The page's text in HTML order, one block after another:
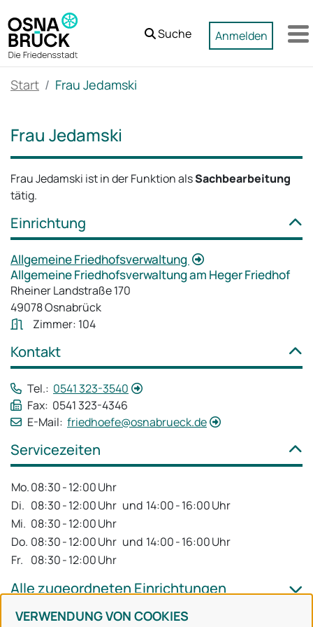
Zum Hauptinhalt springen
VERWENDUNG VON COOKIES
Suche Anmelden
Start Frau Jedamski
Frau Jedamski
Frau Jedamski ist in der Funktion alsSachbearbeitung
tätig.
Einrichtung
Allgemeine Friedhofsverwaltung
Allgemeine Friedhofsverwaltung am Heger Friedhof
Rheiner Landstraße 170
49078 Osnabrück
Zimmer: 104
Kontakt
Tel.: 0541 323-3540
Fax: 0541 323-4346
E-Mail: friedhoefe@osnabrueck.de
Servicezeiten
Mo.08:30-12:00Uhr
Di. 08:30-12:00Uhr und 14:00-16:00Uhr
Mi. 08:30-12:00Uhr
Do. 08:30-12:00Uhr und 14:00-16:00Uhr
Fr. 08:30-12:00Uhr
Alle zugeordneten Einrichtungen